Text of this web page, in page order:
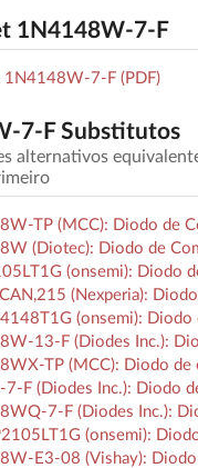
1N4148W-7-F
1N4148W-7-F (PDF)
7-F Substitutos
alternativos
TP (MCC): Diodo de
(Diotec): Diodo de
(onsemi): Diodo
(Nexperia):
(onsemi): Diodo
13-F (Diodes Inc.):
TP (MCC): Diodo de
7-F (Diodes Inc.): Diodo
7-F (Diodes Inc.):
(onsemi):
E3-08 (Vishay): Diodo